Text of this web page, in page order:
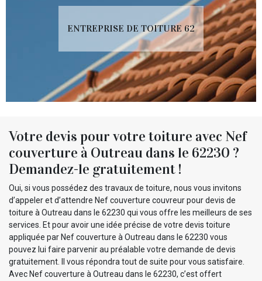
ENTREPRISE DE TOITURE 62
Votre devis pour votre toiture avec Nef
couverture à Outreau dans le 62230 ?
Demandez-le gratuitement !
Oui, si vous possédez des travaux de toiture, nous vous invitons
d’appeler et d’attendre Nef couverture couvreur pour devis de
toiture à Outreau dans le 62230 qui vous offre les meilleurs de ses
services. Et pour avoir une idée précise de votre devis toiture
appliquée par Nef couverture à Outreau dans le 62230 vous
pouvez lui faire parvenir au préalable votre demande de devis
gratuitement. Il vous répondra tout de suite pour vous satisfaire.
Avec Nef couverture à Outreau dans le 62230, c’est offert